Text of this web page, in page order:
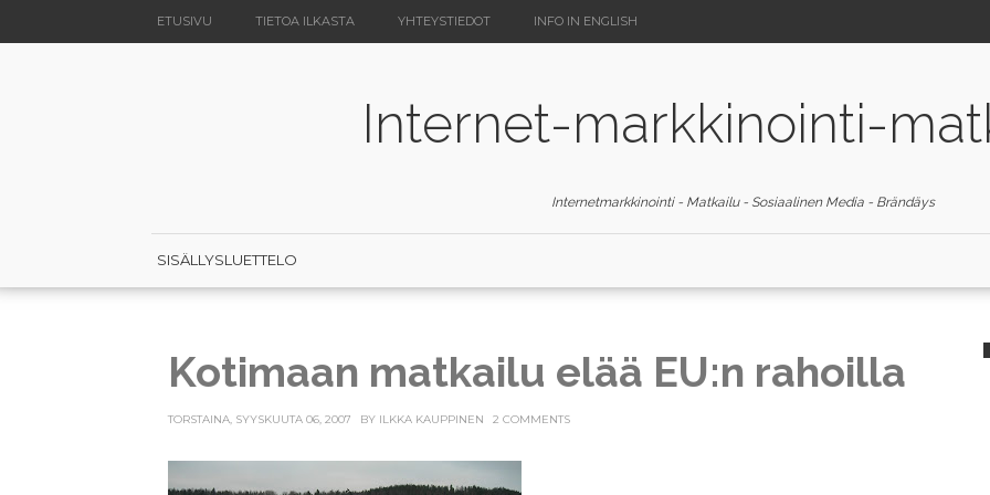
ETUSIVU TIETOA ILKASTA YHTEYSTIEDOT INFO IN ENGLISH
Internet-markkinointi-
Internetmarkkinointi - Matkailu - Sosiaalinen Media - Brändäys
SISÄLLYSLUETTELO
Kotimaan matkailu elää EU:n rahoilla
TORSTAINA, SYYSKUUTA 06, 2007 BY ILKKA KAUPPINEN 2 COMMENTS